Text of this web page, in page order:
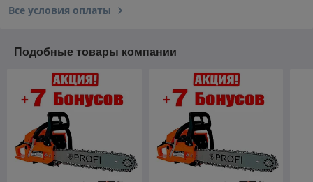
Все условия оплаты
Подобные товары компании